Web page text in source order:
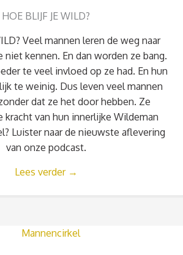
HOE BLIJF JE WILD?
Veel mannen leren de weg naar
niet kennen. En dan worden ze bang.
te veel invloed op ze had. En hun
te weinig. Dus leven veel mannen
dat ze het door hebben. Ze
kracht van hun innerlijke Wildeman
Luister naar de nieuwste aflevering
van onze podcast.
Lees verder →